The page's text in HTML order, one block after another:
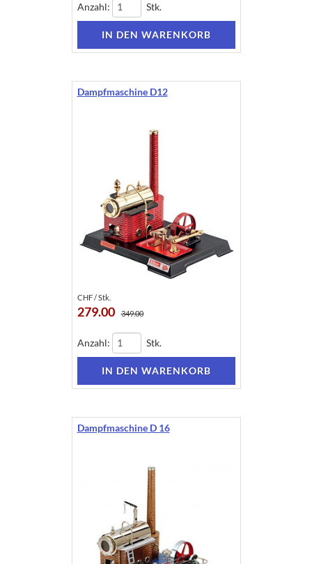
Anzahl: Stk.
Dampfmaschine D12
CHF / Stk.
279.00 349.00
Anzahl: Stk.
Dampfmaschine D 16